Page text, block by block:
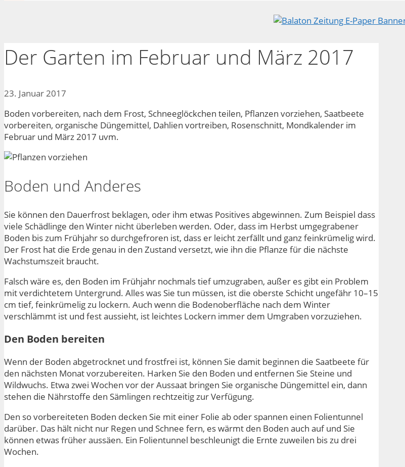
Der Garten im Februar und März 2017
23. Januar 2017
Boden vorbereiten, nach dem Frost, Schneeglöckchen teilen, Pflanzen vorziehen, Saatbeete
vorbereiten, organische Düngemittel, Dahlien vortreiben, Rosenschnitt, Mondkalender im
Februar und März 2017 uvm.
Boden und Anderes
Sie können den Dauerfrost beklagen, oder ihm etwas Positives abgewinnen. Zum Beispiel dass
viele Schädlinge den Winter nicht überleben werden. Oder, dass im Herbst umgegrabener
Boden bis zum Frühjahr so durchgefroren ist, dass er leicht zerfällt und ganz feinkrümelig wird.
Der Frost hat die Erde genau in den Zustand versetzt, wie ihn die Pflanze für die nächste
Wachstumszeit braucht.
Falsch wäre es, den Boden im Frühjahr nochmals tief umzugraben, außer es gibt ein Problem
mit verdichtetem Untergrund. Alles was Sie tun müssen, ist die oberste Schicht ungefähr 10–15
cm tief, feinkrümelig zu lockern. Auch wenn die Bodenoberfläche nach dem Winter
verschlämmt ist und fest aussieht, ist leichtes Lockern immer dem Umgraben vorzuziehen.
Den Boden bereiten
Wenn der Boden abgetrocknet und frostfrei ist, können Sie damit beginnen die Saatbeete für
den nächsten Monat vorzubereiten. Harken Sie den Boden und entfernen Sie Steine und
Wildwuchs. Etwa zwei Wochen vor der Aussaat bringen Sie organische Düngemittel ein, dann
stehen die Nährstoffe den Sämlingen rechtzeitig zur Verfügung.
Den so vorbereiteten Boden decken Sie mit einer Folie ab oder spannen einen Folientunnel
darüber. Das hält nicht nur Regen und Schnee fern, es wärmt den Boden auch auf und Sie
können etwas früher aussäen. Ein Folientunnel beschleunigt die Ernte zuweilen bis zu drei
Wochen.